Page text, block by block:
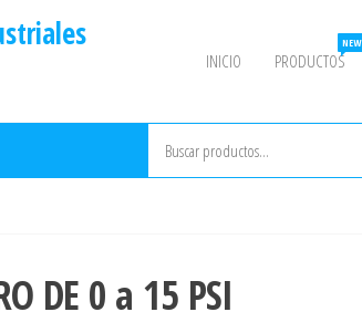
INICIO PRODUCTOS
NEW
DE 0 a 15 PSI